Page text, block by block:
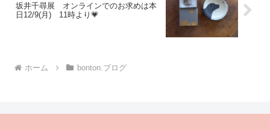
坂井千尋展 オンラインでのお求めは本
日12/9(月) 11時より💗
ホーム bonton.ブログ